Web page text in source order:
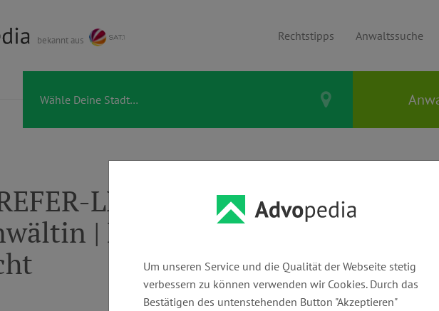
bekannt aus Rechtstipps Anwaltssuche
LEIFELD |
| Fachanwältin für
Um unseren Service und die Qualität der Webseite stetig
verbessern zu können verwenden wir Cookies. Durch das
Bestätigen des untenstehenden Button "Akzeptieren"